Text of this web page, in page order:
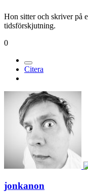
Hon sitter och skriver på
tidsförskjutning.
0
Citera
jonkanon